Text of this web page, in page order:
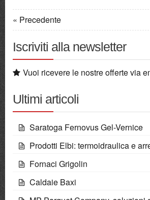
« Precedente
Iscriviti alla newsletter
Vuoi ricevere le nostre offerte via
Ultimi articoli
Saratoga Fernovus Gel-Vernice
Prodotti Elbi: termoidraulica e
Fornaci Grigolin
Caldaie Baxi